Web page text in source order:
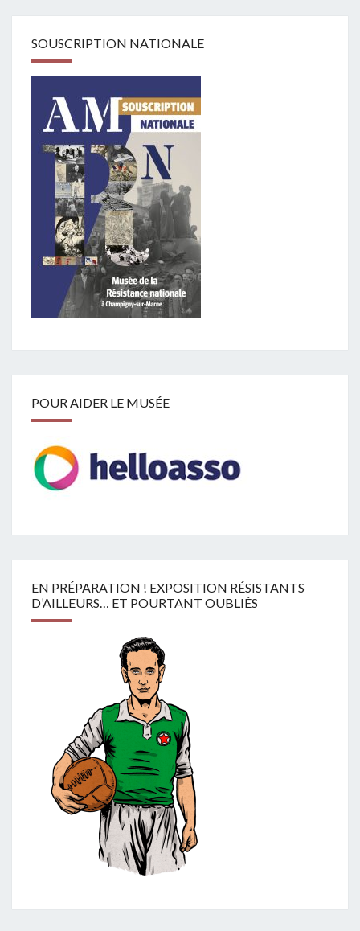
SOUSCRIPTION NATIONALE
POUR AIDER LE MUSÉE
EN PRÉPARATION ! EXPOSITION RÉSISTANTS
D’AILLEURS… ET POURTANT OUBLIÉS